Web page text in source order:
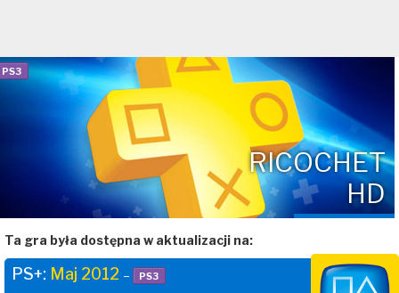
PS3
RICOCHET
HD
Ta gra była dostępna w aktualizacji na:
PS+: Maj 2012 – PS3